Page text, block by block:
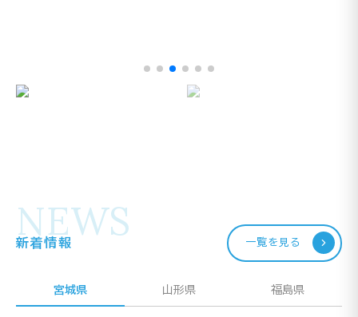
NEWS
新着情報 一覧を見る
宮城県 山形県 福島県